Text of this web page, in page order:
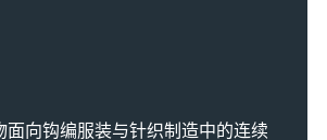
面向钩编服装与针织制造中的连续